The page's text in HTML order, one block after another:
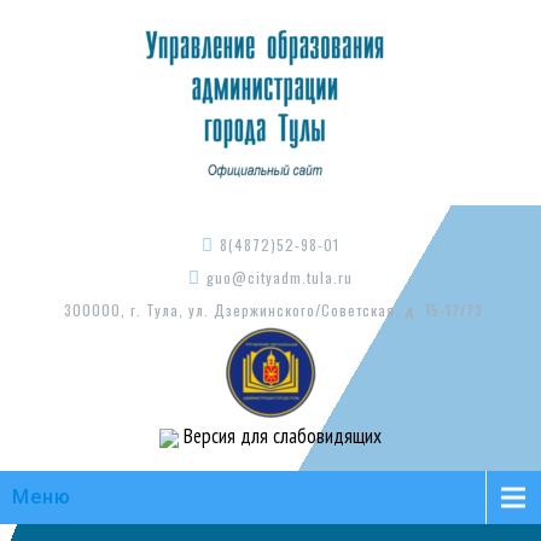
8(4872)52-98-01
guo@cityadm.tula.ru
300000, г. Тула, ул. Дзержинского/Советская, д. 15-17/73
Версия для слабовидящих
Меню